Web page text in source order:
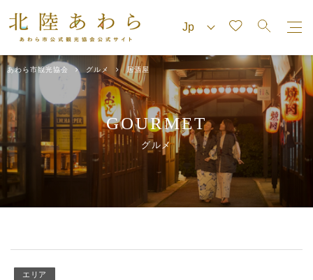
あわら市観光協会 グルメ 居酒屋
GOURMET
グルメ
エリア